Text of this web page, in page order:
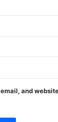
and